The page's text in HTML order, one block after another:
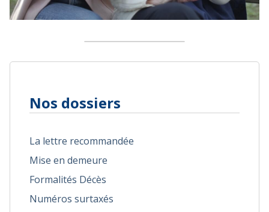
Nos dossiers
La lettre recommandée
Mise en demeure
Formalités Décès
Numéros surtaxés